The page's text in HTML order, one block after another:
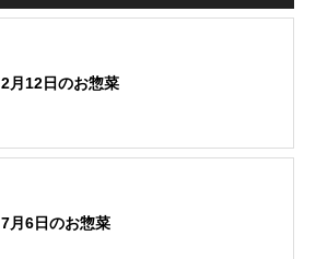
2月12日のお惣菜
7月6日のお惣菜